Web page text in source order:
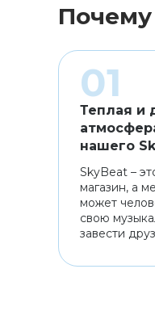
Почему
Теплая и
нашего
SkyBeat –
магазин, а
может
свою
завести